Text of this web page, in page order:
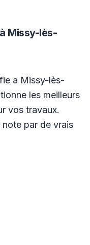
Missy-lès-
a Missy-lès-
les meilleurs
vos travaux.
par de vrais